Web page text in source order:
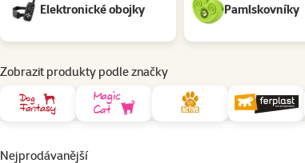
Elektronické obojky Pamlskovníky
Zobrazit produkty podle značky
Nejprodávanější